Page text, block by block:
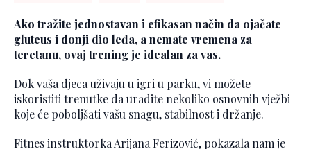
Ako tražite jednostavan i efikasan način da ojačate
gluteus i donji dio leđa, a nemate vremena za
teretanu, ovaj trening je idealan za vas.
Dok vaša djeca uživaju u igri u parku, vi možete
iskoristiti trenutke da uradite nekoliko osnovnih vježbi
koje će poboljšati vašu snagu, stabilnost i držanje.
Fitnes instruktorka Arijana Ferizović, pokazala nam je